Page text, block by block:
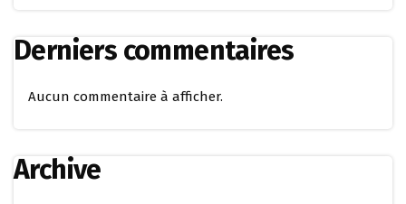
Derniers commentaires
Aucun commentaire à afficher.
Archive